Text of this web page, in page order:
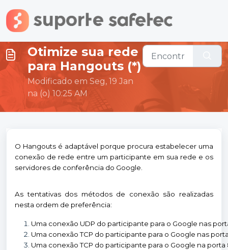
Ir para o conteúdo principal
Otimize sua rede
para Hangouts (*)
Modificado em Seg, 19 Jan
na (o) 10:25 AM
O Hangouts é adaptável porque procura estabelecer uma
conexão de rede entre um participante em sua rede e os
servidores de conferência do Google.
As tentativas dos métodos de conexão são realizadas
nesta ordem de preferência:
Uma conexão UDP do participante para o Google nas
Uma conexão TCP do participante para o Google nas
Uma conexão TCP do participante para o Google na porta